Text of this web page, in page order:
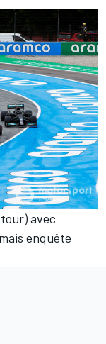
avec
enquête